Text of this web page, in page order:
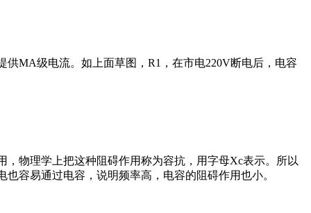
MA级电流。如上面草图，R1，在市电220V断电后，电容
物理学上把这种阻碍作用称为容抗，用字母Xc表示。所以
容易通过电容，说明频率高，电容的阻碍作用也小。